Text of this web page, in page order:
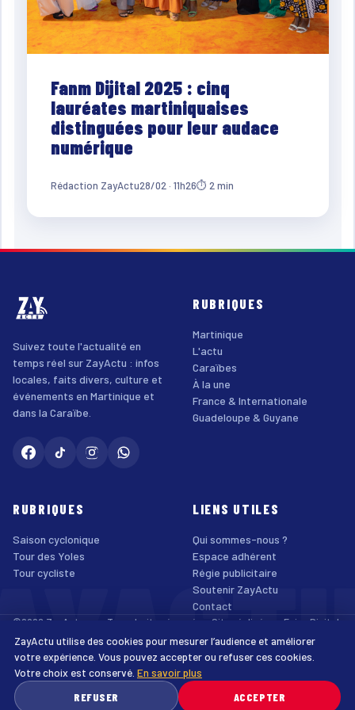
Fanm Dijital 2025 : cinq
lauréates martiniquaises
distinguées pour leur audace
numérique
Rédaction ZayActu28/02 · 11h26⏱ 2 min
Suivez toute l'actualité en
temps réel sur ZayActu : infos
locales, faits divers, culture et
événements en Martinique et
dans la Caraïbe.
RUBRIQUES
Martinique
L'actu
Caraïbes
À la une
France & Internationale
Guadeloupe & Guyane
RUBRIQUES
Saison cyclonique
Tour des Yoles
Tour cycliste
LIENS UTILES
Qui sommes-nous ?
Espace adhérent
Régie publicitaire
Soutenir ZayActu
Contact
©2026 ZayActu.org. Tous droits réservés. · Site réalisé par Enjoy Digital
Agency
Mentions légales
Confidentialité Cookies Accessibilité
ZayActu utilise des cookies pour mesurer l’audience et améliorer
votre expérience. Vous pouvez accepter ou refuser ces cookies.
Votre choix est conservé. En savoir plus
REFUSER
ACCEPTER